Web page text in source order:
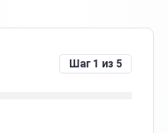
Шаг 1 из 5